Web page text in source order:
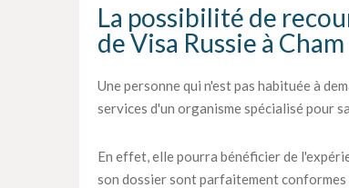
La possibilité de
de Visa Russie à Cham
Une personne qui n'est pas habituée à
services d'un organisme spécialisé pour
En effet, elle pourra bénéficier de
son dossier sont parfaitement